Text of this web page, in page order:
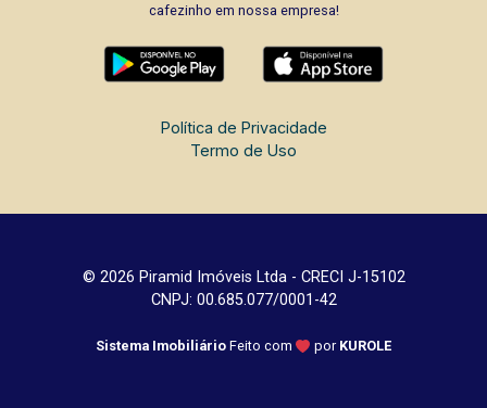
cafezinho em nossa empresa!
Política de Privacidade
Termo de Uso
© 2026 Piramid Imóveis Ltda - CRECI J-15102
CNPJ: 00.685.077/0001-42
Sistema Imobiliário Feito com por KUROLE